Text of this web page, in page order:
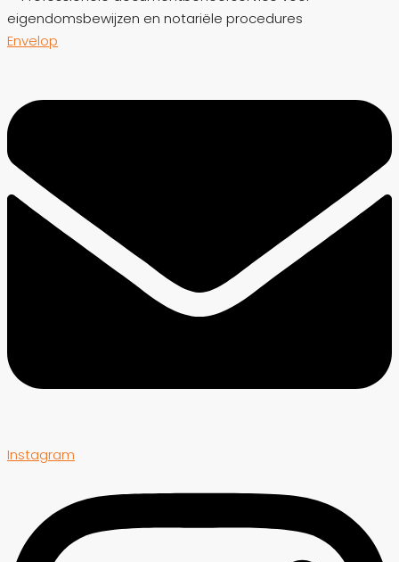
Envelop
Instagram